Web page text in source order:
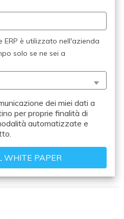
è utilizzato nell'azienda
solo se ne sei a
dei miei dati a
per proprie finalità di
automatizzate e